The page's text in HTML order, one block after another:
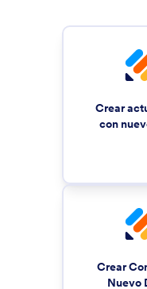
Crear
con
Crear
Nuevo